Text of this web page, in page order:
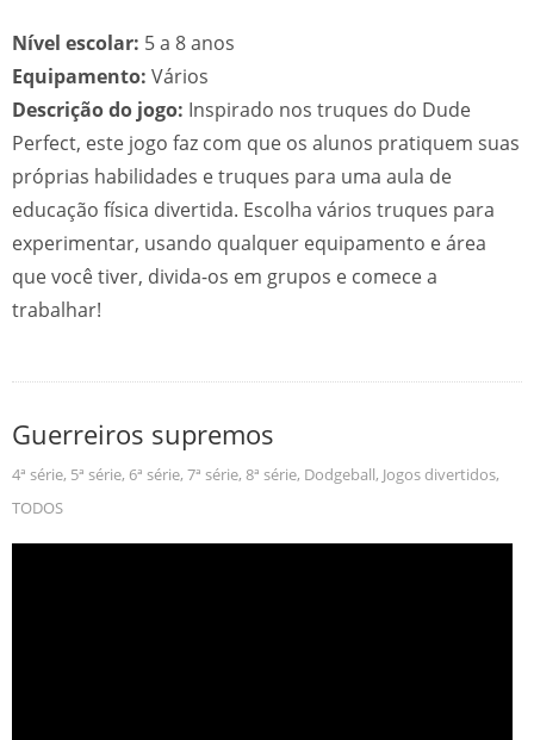
Nível escolar: 5 a 8 anos
Equipamento: Vários
Descrição do jogo: Inspirado nos truques do Dude
Perfect, este jogo faz com que os alunos pratiquem suas
próprias habilidades e truques para uma aula de
educação física divertida. Escolha vários truques para
experimentar, usando qualquer equipamento e área
que você tiver, divida-os em grupos e comece a
trabalhar!
Guerreiros supremos
4ª série, 5ª série, 6ª série, 7ª série, 8ª série, Dodgeball, Jogos divertidos,
TODOS